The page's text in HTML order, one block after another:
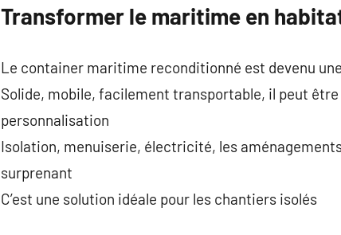
Transformer le maritime en
Le container maritime reconditionné est devenu
Solide, mobile, facilement transportable, il peut
personnalisation
Isolation, menuiserie, électricité, les
surprenant
C’est une solution idéale pour les chantiers isolés